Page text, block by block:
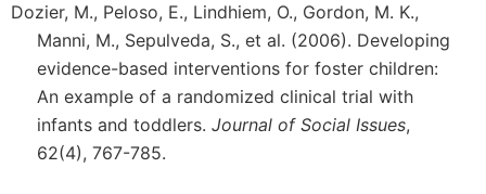
Dozier, M., Peloso, E., Lindhiem, O., Gordon, M. K.,
Manni, M., Sepulveda, S., et al. (2006). Developing
evidence-based interventions for foster children:
An example of a randomized clinical trial with
infants and toddlers. Journal of Social Issues,
62(4), 767-785.